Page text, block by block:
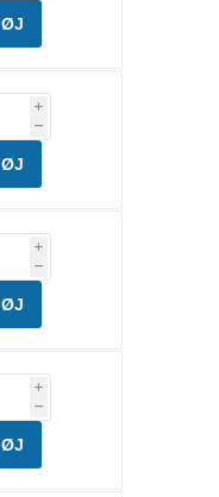
i
h
i
h
i
h